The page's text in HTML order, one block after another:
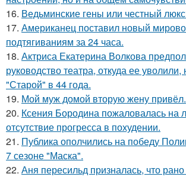
16. Ведьминские гены или честный
17. Американец поставил новый
подтягиваниям за 24 часа.
18. Актриса Екатерина Волкова
руководство театра, откуда ее
"Старой" в 44 года.
19. Мой муж домой вторую жену привёл.
20. Ксения Бородина пожаловалась на
отсутствие прогресса в похудении.
21. Публика ополчились на победу
7 сезоне "Маска".
22. Аня пересильд призналась, что